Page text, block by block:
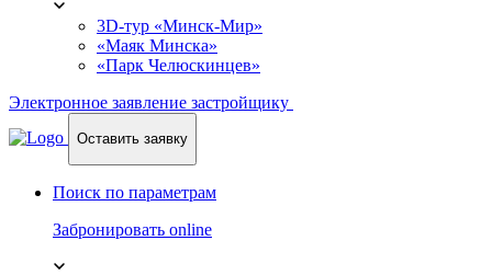
3D-тур «Минск-Мир»
«Маяк Минска»
«Парк Челюскинцев»
Электронное заявление застройщику
Оставить заявку
Поиск по параметрам
Забронировать online